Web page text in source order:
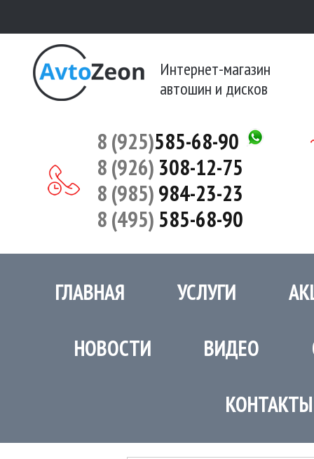
Интернет-магазин
автошин и дисков
8 (925)585-68-90
8 (926) 308-12-75
8 (985)984-23-23
8 (495)585-68-90
ГЛАВНАЯ УСЛУГИ
НОВОСТИ ВИДЕО
КОНТАКТЫ